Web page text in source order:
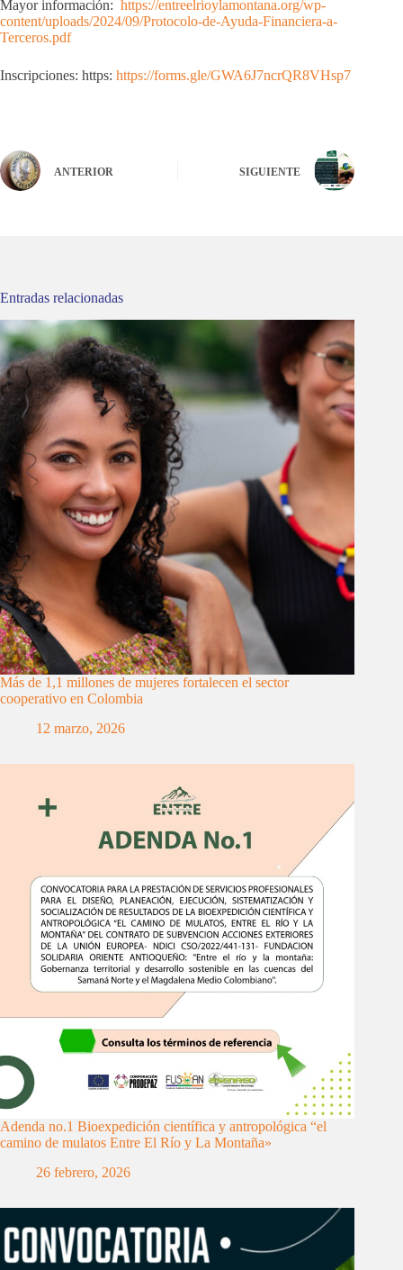
Mayor información: https://entreelrioylamontana.org/wp-
content/uploads/2024/09/Protocolo-de-Ayuda-Financiera-a-
Terceros.pdf
Inscripciones: https: https://forms.gle/GWA6J7ncrQR8VHsp7
ANTERIOR SIGUIENTE
Entradas relacionadas
Más de 1,1 millones de mujeres fortalecen el sector
cooperativo en Colombia
12 marzo, 2026
Adenda no.1 Bioexpedición científica y antropológica “el
camino de mulatos Entre El Río y La Montaña»
26 febrero, 2026